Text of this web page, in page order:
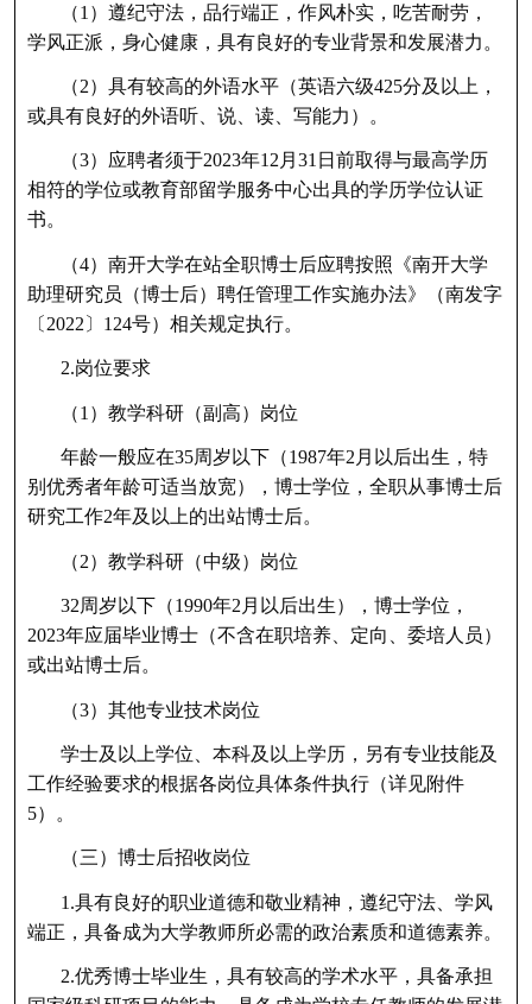
（1）遵纪守法，品行端正，作风朴实，吃苦耐劳，
学风正派，身心健康，具有良好的专业背景和发展潜力。
（2）具有较高的外语水平（英语六级425分及以上，
或具有良好的外语听、说、读、写能力）。
（3）应聘者须于2023年12月31日前取得与最高学历
相符的学位或教育部留学服务中心出具的学历学位认证
书。
（4）南开大学在站全职博士后应聘按照《南开大学
助理研究员（博士后）聘任管理工作实施办法》（南发字
〔2022〕124号）相关规定执行。
2.岗位要求
（1）教学科研（副高）岗位
年龄一般应在35周岁以下（1987年2月以后出生，特
别优秀者年龄可适当放宽），博士学位，全职从事博士后
研究工作2年及以上的出站博士后。
（2）教学科研（中级）岗位
32周岁以下（1990年2月以后出生），博士学位，
2023年应届毕业博士（不含在职培养、定向、委培人员）
或出站博士后。
（3）其他专业技术岗位
学士及以上学位、本科及以上学历，另有专业技能及
工作经验要求的根据各岗位具体条件执行（详见附件
5）。
（三）博士后招收岗位
1.具有良好的职业道德和敬业精神，遵纪守法、学风
端正，具备成为大学教师所必需的政治素质和道德素养。
2.优秀博士毕业生，具有较高的学术水平，具备承担